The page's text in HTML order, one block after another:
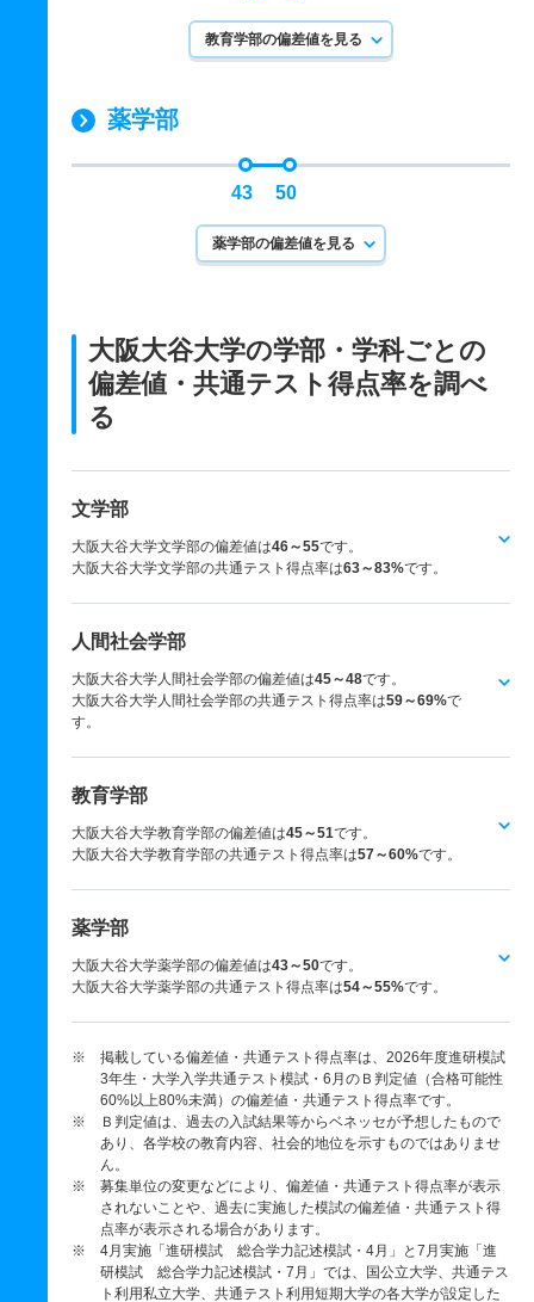
教育学部の偏差値を見る
薬学部
43 50
薬学部の偏差値を見る
大阪大谷大学の学部・学科ごとの
偏差値・共通テスト得点率を調べ
る
文学部
大阪大谷大学文学部の偏差値は46～55です。
大阪大谷大学文学部の共通テスト得点率は63～83%です。
人間社会学部
大阪大谷大学人間社会学部の偏差値は45～48です。
大阪大谷大学人間社会学部の共通テスト得点率は59～69%で
す。
教育学部
大阪大谷大学教育学部の偏差値は45～51です。
大阪大谷大学教育学部の共通テスト得点率は57～60%です。
薬学部
大阪大谷大学薬学部の偏差値は43～50です。
大阪大谷大学薬学部の共通テスト得点率は54～55%です。
※ 掲載している偏差値・共通テスト得点率は、2026年度進研模試
3年生・大学入学共通テスト模試・6月のＢ判定値（合格可能性
60%以上80%未満）の偏差値・共通テスト得点率です。
※ Ｂ判定値は、過去の入試結果等からベネッセが予想したもので
あり、各学校の教育内容、社会的地位を示すものではありませ
ん。
※ 募集単位の変更などにより、偏差値・共通テスト得点率が表示
されないことや、過去に実施した模試の偏差値・共通テスト得
点率が表示される場合があります。
※ 4月実施「進研模試 総合学力記述模試・4月」と7月実施「進
研模試 総合学力記述模試・7月」では、国公立大学、共通テス
ト利用私立大学、共通テスト利用短期大学の各大学が設定した